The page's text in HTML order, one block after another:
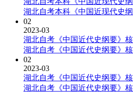
湖北自考本科《中国近现代史
02
2023-03
湖北自考《中国近代史纲要》
湖北自考《中国近代史纲要》
02
2023-03
湖北自考《中国近代史纲要》核
湖北自考《中国近代史纲要》核